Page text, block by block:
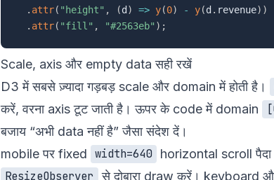
. attr( "height" , (d ) => y(0) - y(d . revenue) )
. attr( "fill" , "#2563eb" ) ;
Scale, axis और empty data सही रखें
D3 में सबसे ज़्यादा गड़बड़ scale और domain में होती है।
करें, वरना axis टूट जाती है। ऊपर के code में domain
बजाय “अभी data नहीं है” जैसा संदेश दें।
mobile पर fixed width=640 horizontal scroll पैदा
ResizeObserver से दोबारा draw करें। keyboard